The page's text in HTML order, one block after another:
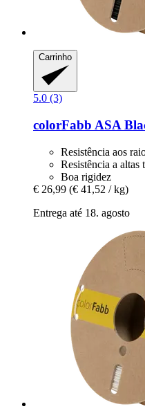
Carrinho
5.0 (3)
colorFabb ASA
Resistência aos
Resistência a altas
Boa rigidez
€ 26,99 (€ 41,52 / kg)
Entrega até 18. agosto